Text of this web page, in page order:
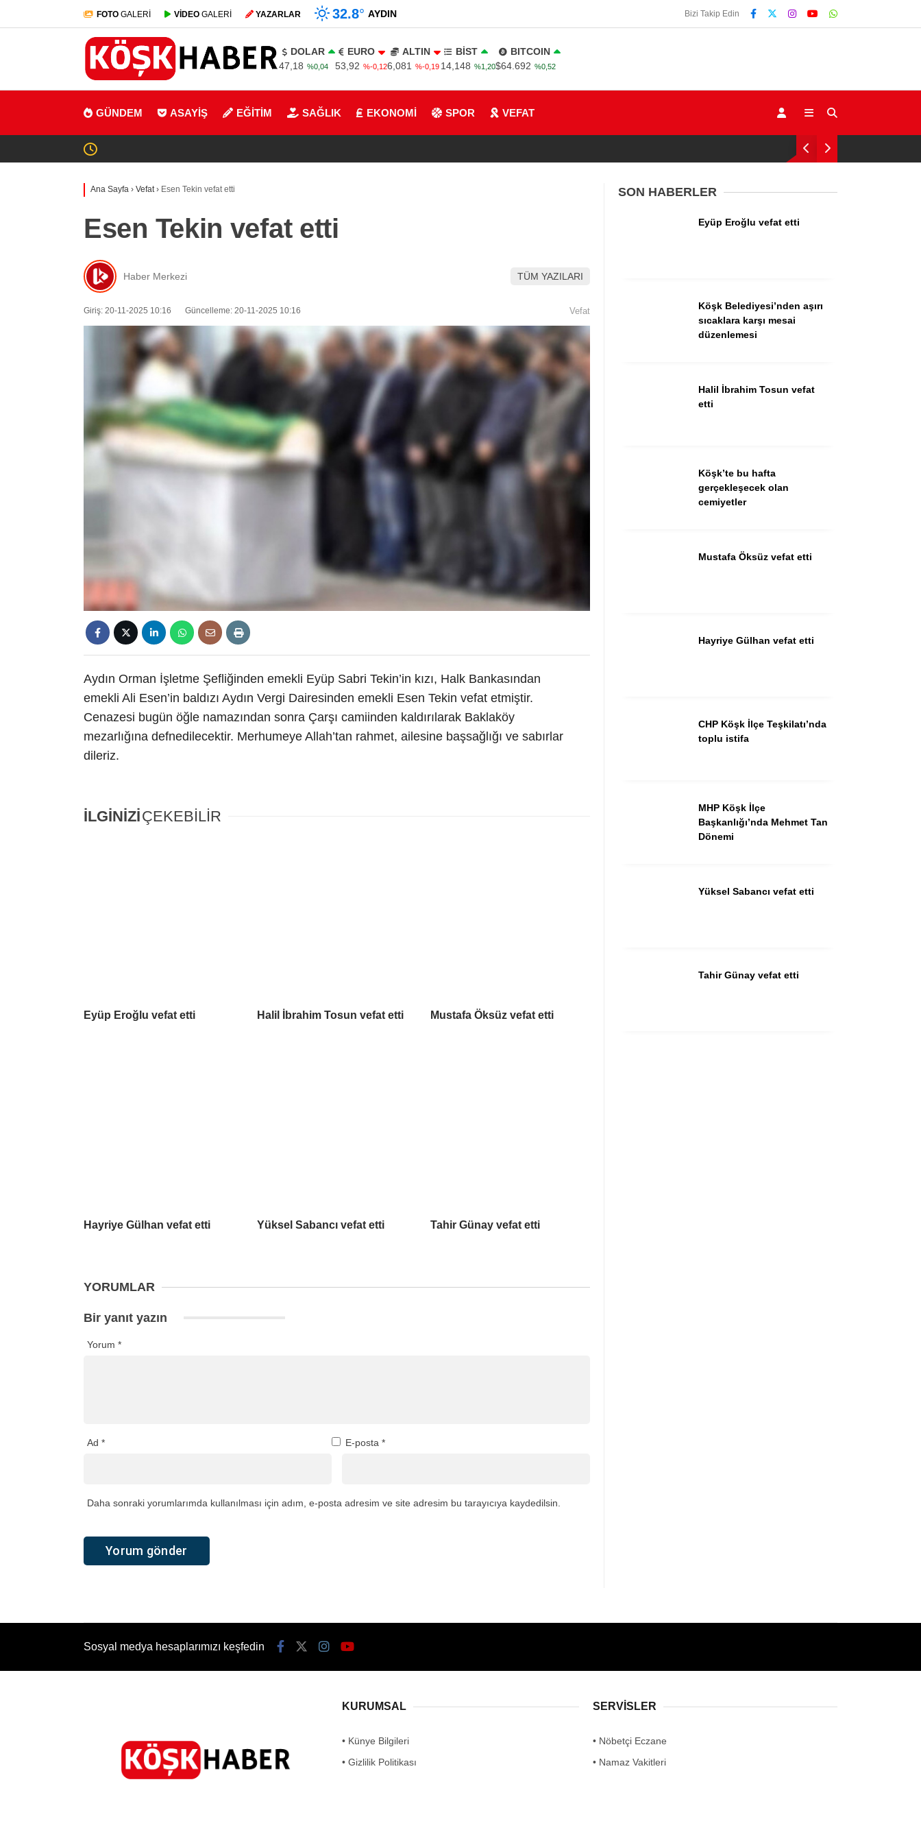
Gündem
Güncel
Sağlık
FOTO GALERİ VİDEO GALERİ YAZARLAR 32.8° AYDIN Bizi Takip Edin
DOLAR
47,18 %0,04
EURO
53,92 %-0,12
ALTIN
6,081
%-0,19
BİST
14,148 %1,20
BITCOIN
$64.692 %0,52
GÜNDEM ASAYİŞ EĞİTİM SAĞLIK EKONOMİ SPOR VEFAT
Ana Sayfa › Vefat› Esen Tekin vefat etti
Esen Tekin vefat etti
Haber Merkezi TÜM YAZILARI
Giriş: 20-11-2025 10:16 Güncelleme: 20-11-2025 10:16 Vefat
Aydın Orman İşletme Şefliğinden emekli Eyüp Sabri Tekin’in kızı, Halk Bankasından
emekli Ali Esen’in baldızı Aydın Vergi Dairesinden emekli Esen Tekin vefat etmiştir.
Cenazesi bugün öğle namazından sonra Çarşı camiinden kaldırılarak Baklaköy
mezarlığına defnedilecektir. Merhumeye Allah’tan rahmet, ailesine başsağlığı ve sabırlar
dileriz.
İLGİNİZİÇEKEBİLİR
Eyüp Eroğlu vefat etti Halil İbrahim Tosun vefat etti Mustafa Öksüz vefat etti
Hayriye Gülhan vefat etti Yüksel Sabancı vefat etti Tahir Günay vefat etti
YORUMLAR
Bir yanıt yazın
Yorum *
Ad * E-posta *
Daha sonraki yorumlarımda kullanılması için adım, e-posta adresim ve site adresim bu tarayıcıya kaydedilsin.
SON HABERLER
Eyüp Eroğlu vefat etti
Köşk Belediyesi’nden aşırı
sıcaklara karşı mesai
düzenlemesi
Halil İbrahim Tosun vefat
etti
Köşk’te bu hafta
gerçekleşecek olan
cemiyetler
Mustafa Öksüz vefat etti
Hayriye Gülhan vefat etti
CHP Köşk İlçe Teşkilatı’nda
toplu istifa
MHP Köşk İlçe
Başkanlığı’nda Mehmet Tan
Dönemi
Yüksel Sabancı vefat etti
Tahir Günay vefat etti
Sosyal medya hesaplarımızı keşfedin
KURUMSAL
• Künye Bilgileri
• Gizlilik Politikası
SERVİSLER
• Nöbetçi Eczane
• Namaz Vakitleri